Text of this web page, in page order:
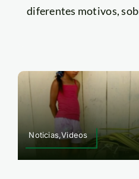
diferentes motivos,
Noticias,Videos